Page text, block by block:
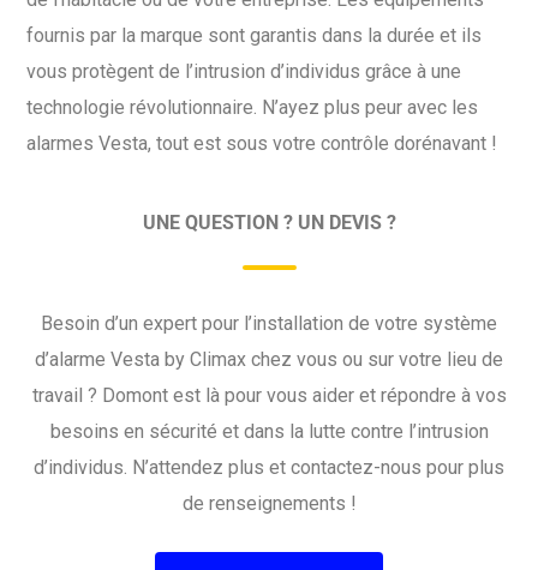
fournis par la marque sont garantis dans la durée et ils
vous protègent de l’intrusion d’individus grâce à une
technologie révolutionnaire. N’ayez plus peur avec les
alarmes Vesta, tout est sous votre contrôle dorénavant !
UNE QUESTION ? UN DEVIS ?
Besoin d’un expert pour l’installation de votre système
d’alarme Vesta by Climax chez vous ou sur votre lieu de
travail ? Domont est là pour vous aider et répondre à vos
besoins en sécurité et dans la lutte contre l’intrusion
d’individus. N’attendez plus et contactez-nous pour plus
de renseignements !